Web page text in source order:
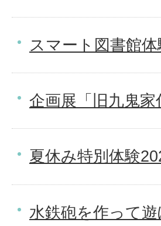
スマート図書館体
企画展「旧九鬼
夏休み特別体験
水鉄砲を作って遊